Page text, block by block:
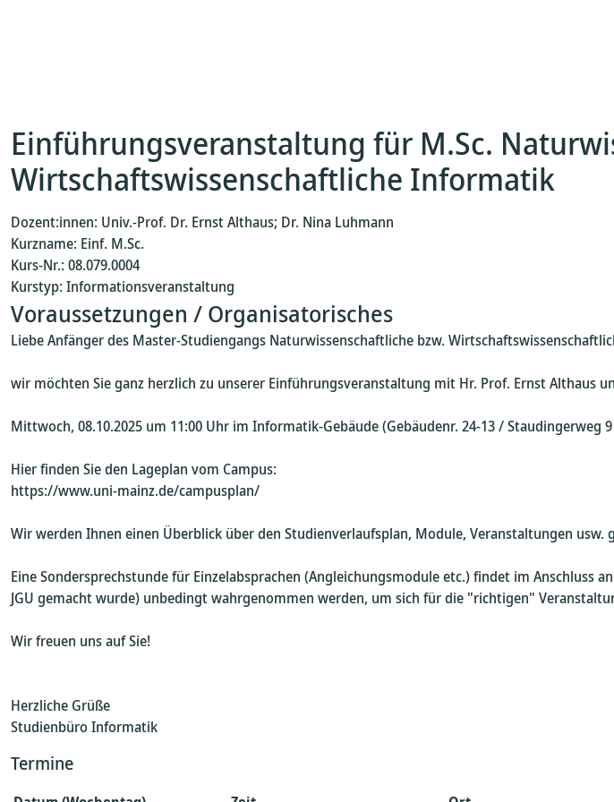
Einführungsveranstaltung für M.Sc.
Wirtschaftswissenschaftliche Informatik
Dozent:innen: Univ.-Prof. Dr. Ernst Althaus; Dr. Nina Luhmann
Kurzname: Einf. M.Sc.
Kurs-Nr.: 08.079.0004
Kurstyp: Informationsveranstaltung
Voraussetzungen / Organisatorisches
Liebe Anfänger des Master-Studiengangs Naturwissenschaftliche bzw.
wir möchten Sie ganz herzlich zu unserer Einführungsveranstaltung mit Hr. Prof. Ernst Althaus
Mittwoch, 08.10.2025 um 11:00 Uhr im Informatik-Gebäude (Gebäudenr. 24-13 / Staudingerweg
Hier finden Sie den Lageplan vom Campus:
https://www.uni-mainz.de/campusplan/
Wir werden Ihnen einen Überblick über den Studienverlaufsplan, Module, Veranstaltungen usw.
Eine Sondersprechstunde für Einzelabsprachen (Angleichungsmodule etc.) findet im
JGU gemacht wurde) unbedingt wahrgenommen werden, um sich für die "richtigen"
Wir freuen uns auf Sie!
Herzliche Grüße
Studienbüro Informatik
Termine